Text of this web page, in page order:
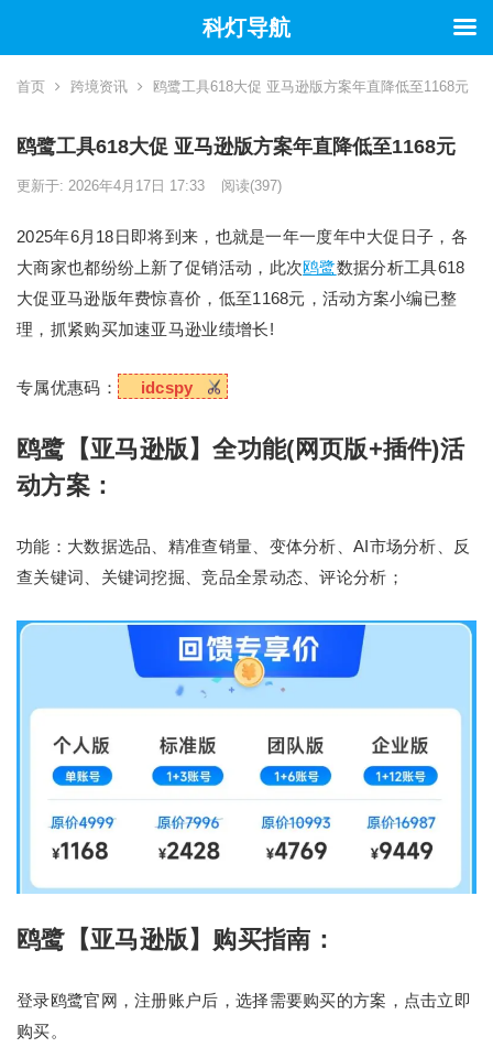
首页 跨境资讯 鸥鹭工具618大促 亚马逊版方案年直降低至1168元
鸥鹭工具618大促 亚马逊版方案年直降低至1168元
更新于: 2026年4月17日 17:33 阅读(397)
2025年6月18日即将到来，也就是一年一度年中大促日子，各
大商家也都纷纷上新了促销活动，此次鸥鹭数据分析工具618
大促亚马逊版年费惊喜价，低至1168元，活动方案小编已整
理，抓紧购买加速亚马逊业绩增长!
专属优惠码： idcspy
鸥鹭【亚马逊版】全功能(网页版+插件)活
动方案：
功能：大数据选品、精准查销量、变体分析、AI市场分析、反
查关键词、关键词挖掘、竞品全景动态、评论分析；
鸥鹭【亚马逊版】购买指南：
登录鸥鹭官网，注册账户后，选择需要购买的方案，点击立即
购买。
科灯导航